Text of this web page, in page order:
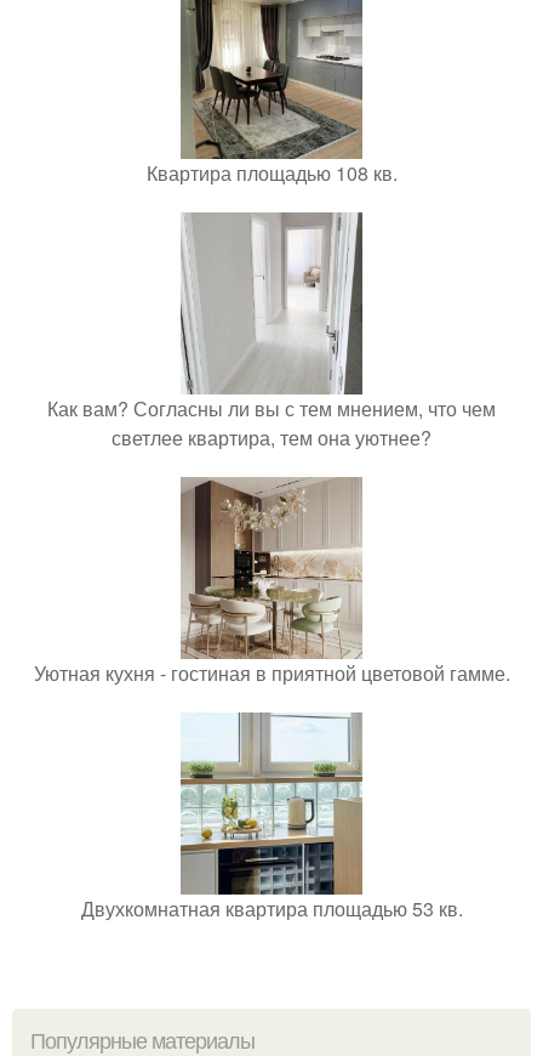
Квартира площадью 108 кв.
Как вам? Согласны ли вы с тем мнением, что чем
светлее квартира, тем она уютнее?
Уютная кухня - гостиная в приятной цветовой гамме.
Двухкомнатная квартира площадью 53 кв.
Популярные материалы